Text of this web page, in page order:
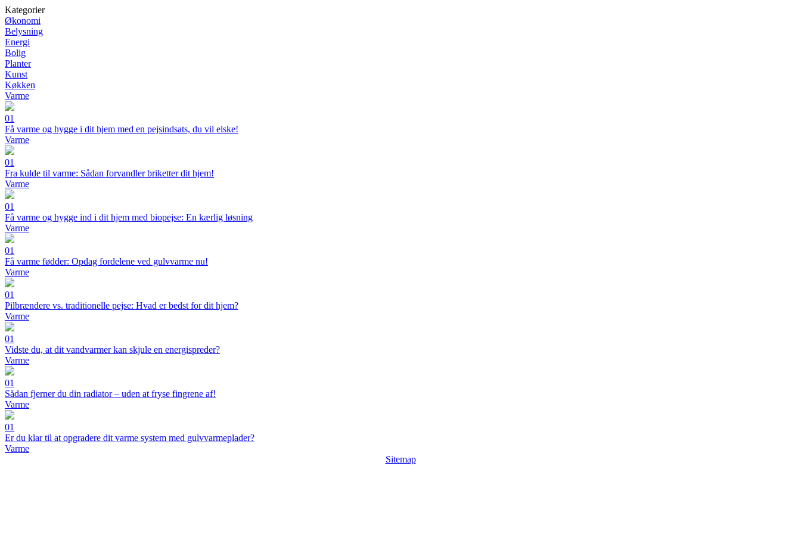
Kategorier
Økonomi
Belysning
Energi
Bolig
Planter
Kunst
Køkken
Varme
01
Få varme og hygge i dit hjem med en pejsindsats, du vil elske!
Varme
01
Fra kulde til varme: Sådan forvandler briketter dit hjem!
Varme
01
Få varme og hygge ind i dit hjem med biopejse: En kærlig løsning
Varme
01
Få varme fødder: Opdag fordelene ved gulvvarme nu!
Varme
01
Pilbrændere vs. traditionelle pejse: Hvad er bedst for dit hjem?
Varme
01
Vidste du, at dit vandvarmer kan skjule en energispreder?
Varme
01
Sådan fjerner du din radiator – uden at fryse fingrene af!
Varme
01
Er du klar til at opgradere dit varme system med gulvvarmeplader?
Varme
Sitemap